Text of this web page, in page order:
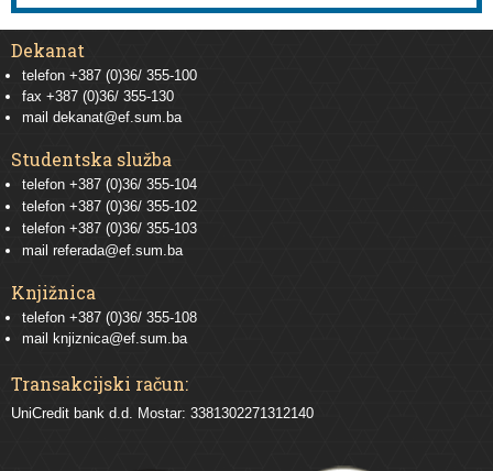
Dekanat
telefon +387 (0)36/ 355-100
fax +387 (0)36/ 355-130
mail dekanat@ef.sum.ba
Studentska služba
telefon +387 (0)36/ 355-104
telefon +387 (0)36/ 355-102
telefon +387 (0)36/ 355-103
mail referada@ef.sum.ba
Knjižnica
telefon +387 (0)36/ 355-108
mail knjiznica@ef.sum.ba
Transakcijski račun:
UniCredit bank d.d. Mostar: 3381302271312140